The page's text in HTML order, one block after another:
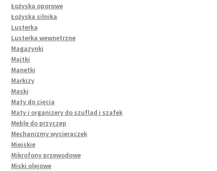
Łożyska oporowe
Łożyska silnika
Lusterka
Lusterka wewnętrzne
Magazynki
Majtki
Manetki
Markizy
Maski
Maty do cięcia
Maty i organizery do szuflad i szafek
Meble do przyczep
Mechanizmy wycieraczek
Miejskie
Mikrofony przewodowe
Miski olejowe